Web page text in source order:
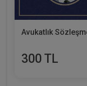
Avukatlık
300 TL